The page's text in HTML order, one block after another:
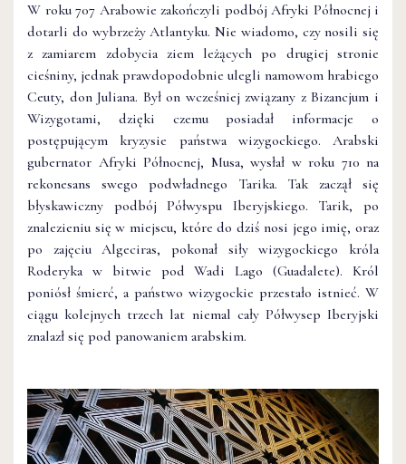
W roku 707 Arabowie zakończyli podbój Afryki Północnej i
dotarli do wybrzeży Atlantyku. Nie wiadomo, czy nosili się
z zamiarem zdobycia ziem leżących po drugiej stronie
cieśniny, jednak prawdopodobnie ulegli namowom hrabiego
Ceuty, don Juliana. Był on wcześniej związany z Bizancjum i
Wizygotami, dzięki czemu posiadał informacje o
postępującym kryzysie państwa wizygockiego. Arabski
gubernator Afryki Północnej, Musa, wysłał w roku 710 na
rekonesans swego podwładnego Tarika. Tak zaczął się
błyskawiczny podbój Półwyspu Iberyjskiego. Tarik, po
znalezieniu się w miejscu, które do dziś nosi jego imię, oraz
po zajęciu Algeciras, pokonał siły wizygockiego króla
Roderyka w bitwie pod Wadi Lago (Guadalete). Król
poniósł śmierć, a państwo wizygockie przestało istnieć. W
ciągu kolejnych trzech lat niemal cały Półwysep Iberyjski
znalazł się pod panowaniem arabskim.